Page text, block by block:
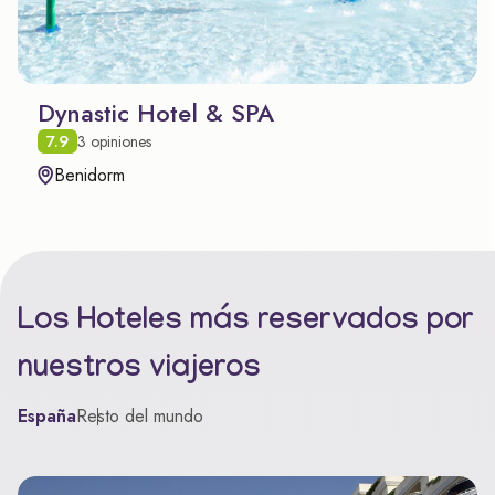
Dynastic Hotel & SPA
7.9 3 opiniones
Benidorm
Los Hoteles más reservados por
nuestros viajeros
EspañaResto del mundo